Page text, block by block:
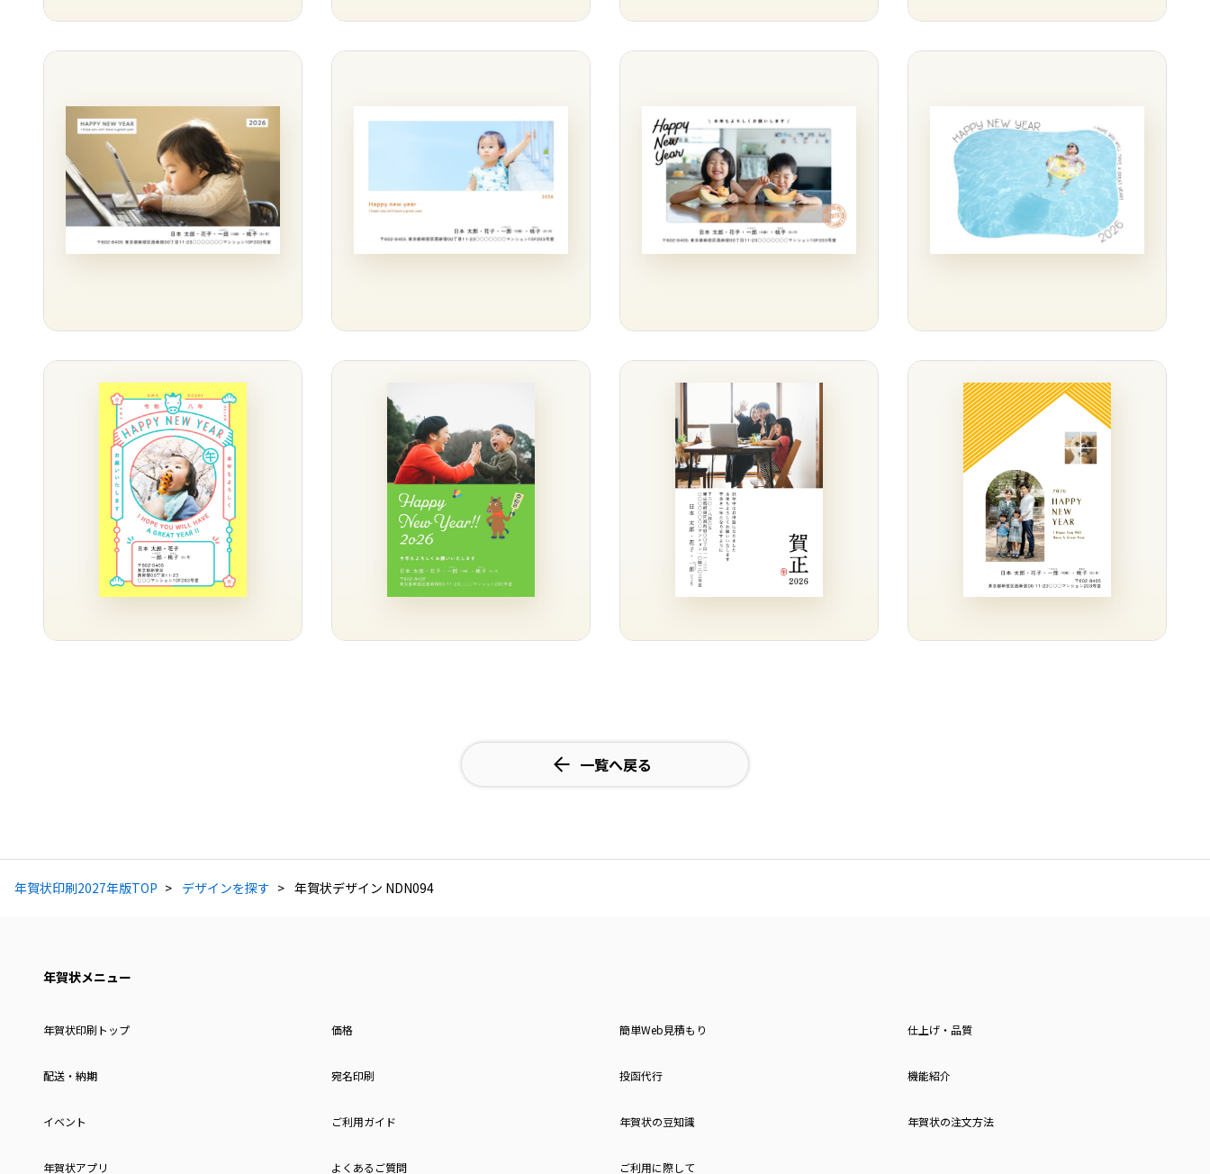
一覧へ戻る
年賀状印刷2027年版TOP デザインを探す 年賀状デザイン NDN094
年賀状メニュー
年賀状印刷トップ 価格 簡単Web見積もり 仕上げ・品質
配送・納期 宛名印刷 投函代行 機能紹介
イベント ご利用ガイド 年賀状の豆知識 年賀状の注文方法
年賀状アプリ よくあるご質問 ご利用に際して